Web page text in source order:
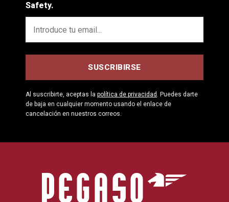
Safety.
Al suscribirte, aceptas la política de privacidad . Puedes darte
de baja en cualquier momento usando el enlace de
cancelación en nuestros correos.